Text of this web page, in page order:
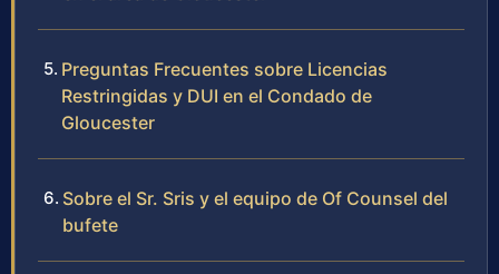
Preguntas Frecuentes sobre Licencias
Restringidas y DUI en el Condado de
Gloucester
Sobre el Sr. Sris y el equipo de Of Counsel del
bufete